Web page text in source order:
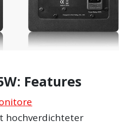
Features
hochverdichteter